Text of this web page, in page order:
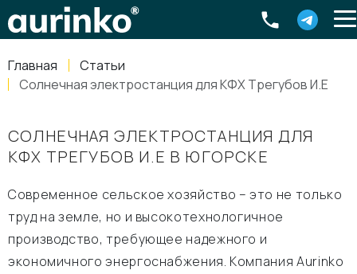
Главная
Статьи
Солнечная электростанция для КФХ Трегубов И.Е
СОЛНЕЧНАЯ ЭЛЕКТРОСТАНЦИЯ ДЛЯ
КФХ ТРЕГУБОВ И.Е В ЮГОРСКЕ
Современное сельское хозяйство – это не только
труд на земле, но и высокотехнологичное
производство, требующее надежного и
экономичного энергоснабжения. Компания Aurinko
Россия, Свердловская область Екатеринбург ,
8-800-770-79-40